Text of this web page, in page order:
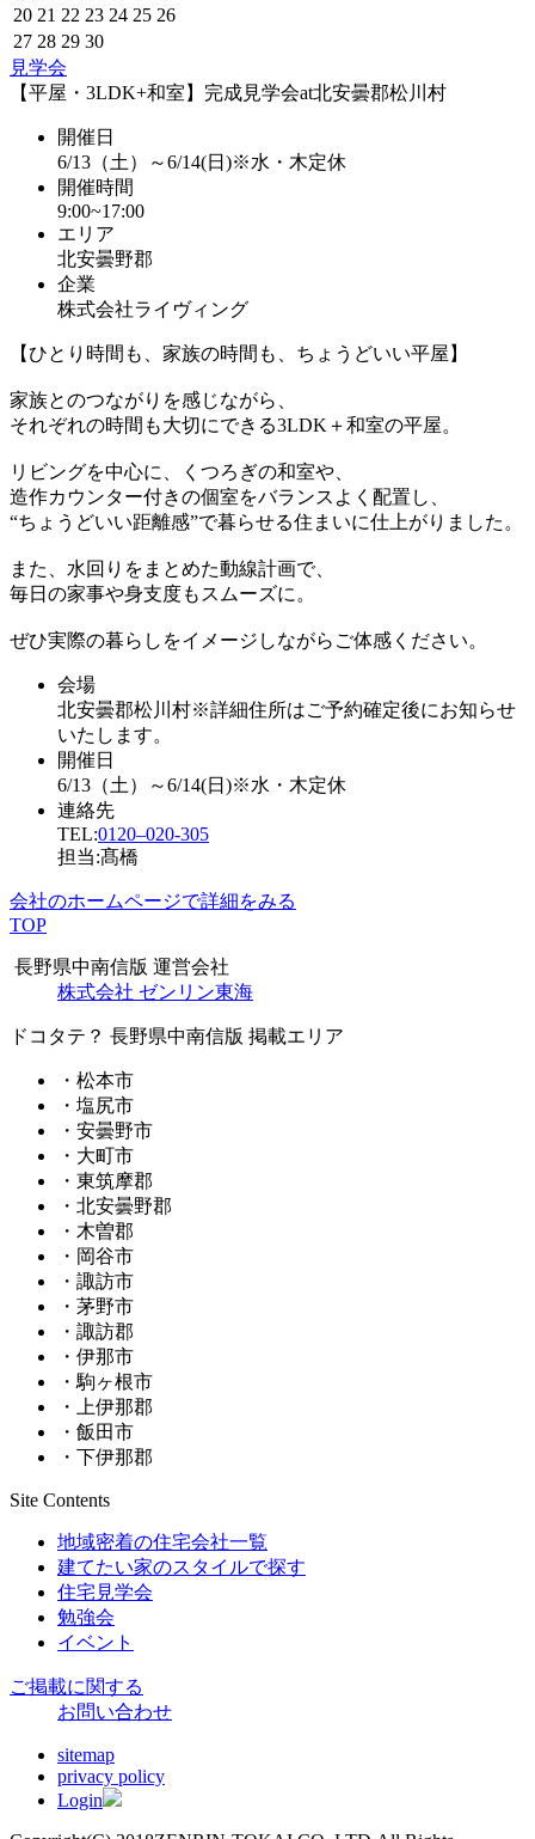
20 21 22 23 24 25 26
27 28 29 30
見学会
【平屋・3LDK+和室】完成見学会at北安曇郡松川村
開催日
6/13（土）～6/14(日)※水・木定休
開催時間
9:00~17:00
エリア
北安曇野郡
企業
株式会社ライヴィング
【ひとり時間も、家族の時間も、ちょうどいい平屋】
家族とのつながりを感じながら、
それぞれの時間も大切にできる3LDK＋和室の平屋。
リビングを中心に、くつろぎの和室や、
造作カウンター付きの個室をバランスよく配置し、
“ちょうどいい距離感”で暮らせる住まいに仕上がりました。
また、水回りをまとめた動線計画で、
毎日の家事や身支度もスムーズに。
ぜひ実際の暮らしをイメージしながらご体感ください。
会場
北安曇郡松川村※詳細住所はご予約確定後にお知らせ
いたします。
開催日
6/13（土）～6/14(日)※水・木定休
連絡先
TEL:0120–020-305
担当:髙橋
会社のホームページで詳細をみる
TOP
長野県中南信版 運営会社
株式会社 ゼンリン東海
ドコタテ？ 長野県中南信版 掲載エリア
・松本市
・塩尻市
・安曇野市
・大町市
・東筑摩郡
・北安曇野郡
・木曽郡
・岡谷市
・諏訪市
・茅野市
・諏訪郡
・伊那市
・駒ヶ根市
・上伊那郡
・飯田市
・下伊那郡
Site Contents
地域密着の住宅会社一覧
建てたい家のスタイルで探す
住宅見学会
勉強会
イベント
ご掲載に関する
お問い合わせ
sitemap
privacy policy
Login